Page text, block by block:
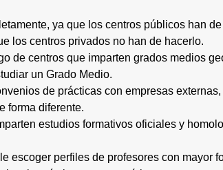
ya que los centros públicos han
los centros privados no han de hacerlo.
de centros que imparten grados medios
un Grado Medio.
de prácticas con empresas
forma diferente.
estudios formativos oficiales y
escoger perfiles de profesores con mayor